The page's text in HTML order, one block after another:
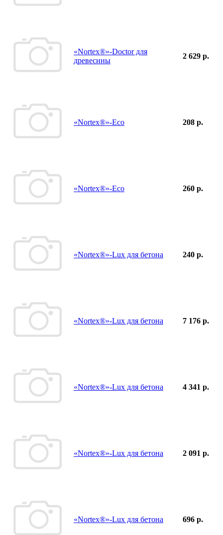
«Nortex®»-Doctor для
древесины
2 629 р.
«Nortex®»-Eco 208 р.
«Nortex®»-Eco 260 р.
«Nortex®»-Lux для бетона 240 р.
«Nortex®»-Lux для бетона 7 176 р.
«Nortex®»-Lux для бетона 4 341 р.
«Nortex®»-Lux для бетона 2 091 р.
«Nortex®»-Lux для бетона 696 р.